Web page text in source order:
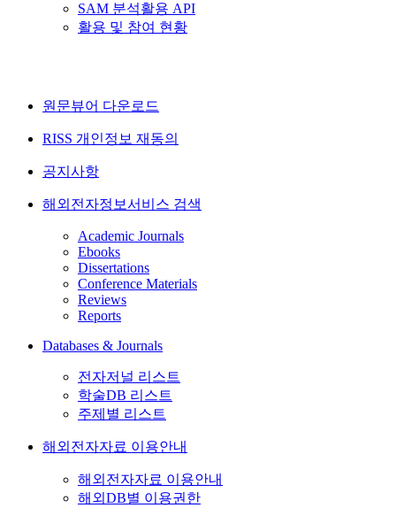
SAM 분석활용 API
활용 및 참여 현황
원문뷰어 다운로드
RISS 개인정보 재동의
공지사항
해외전자정보서비스 검색
Academic Journals
Ebooks
Dissertations
Conference Materials
Reviews
Reports
Databases & Journals
전자저널 리스트
학술DB 리스트
주제별 리스트
해외전자자료 이용안내
해외전자자료 이용안내
해외DB별 이용권한